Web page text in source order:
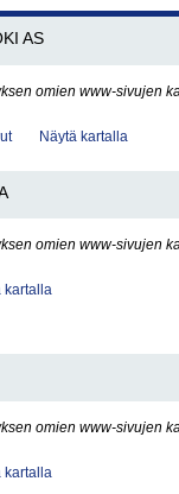
AS
omien www-sivujen
Näytä kartalla
omien www-sivujen
kartalla
omien www-sivujen
kartalla